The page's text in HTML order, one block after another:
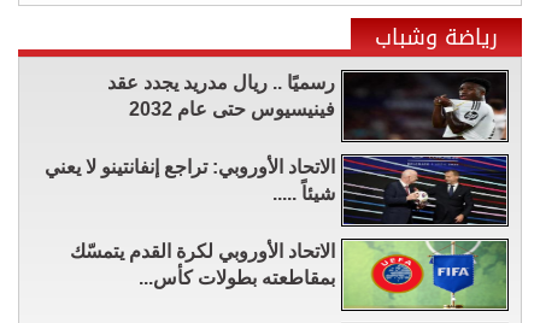
رياضة وشباب
رسميًا .. ريال مدريد يجدد عقد
فينيسيوس حتى عام 2032
الاتحاد الأوروبي: تراجع إنفانتينو لا يعني
شيئاً .....
الاتحاد الأوروبي لكرة القدم يتمسّك
بمقاطعته بطولات كأس...